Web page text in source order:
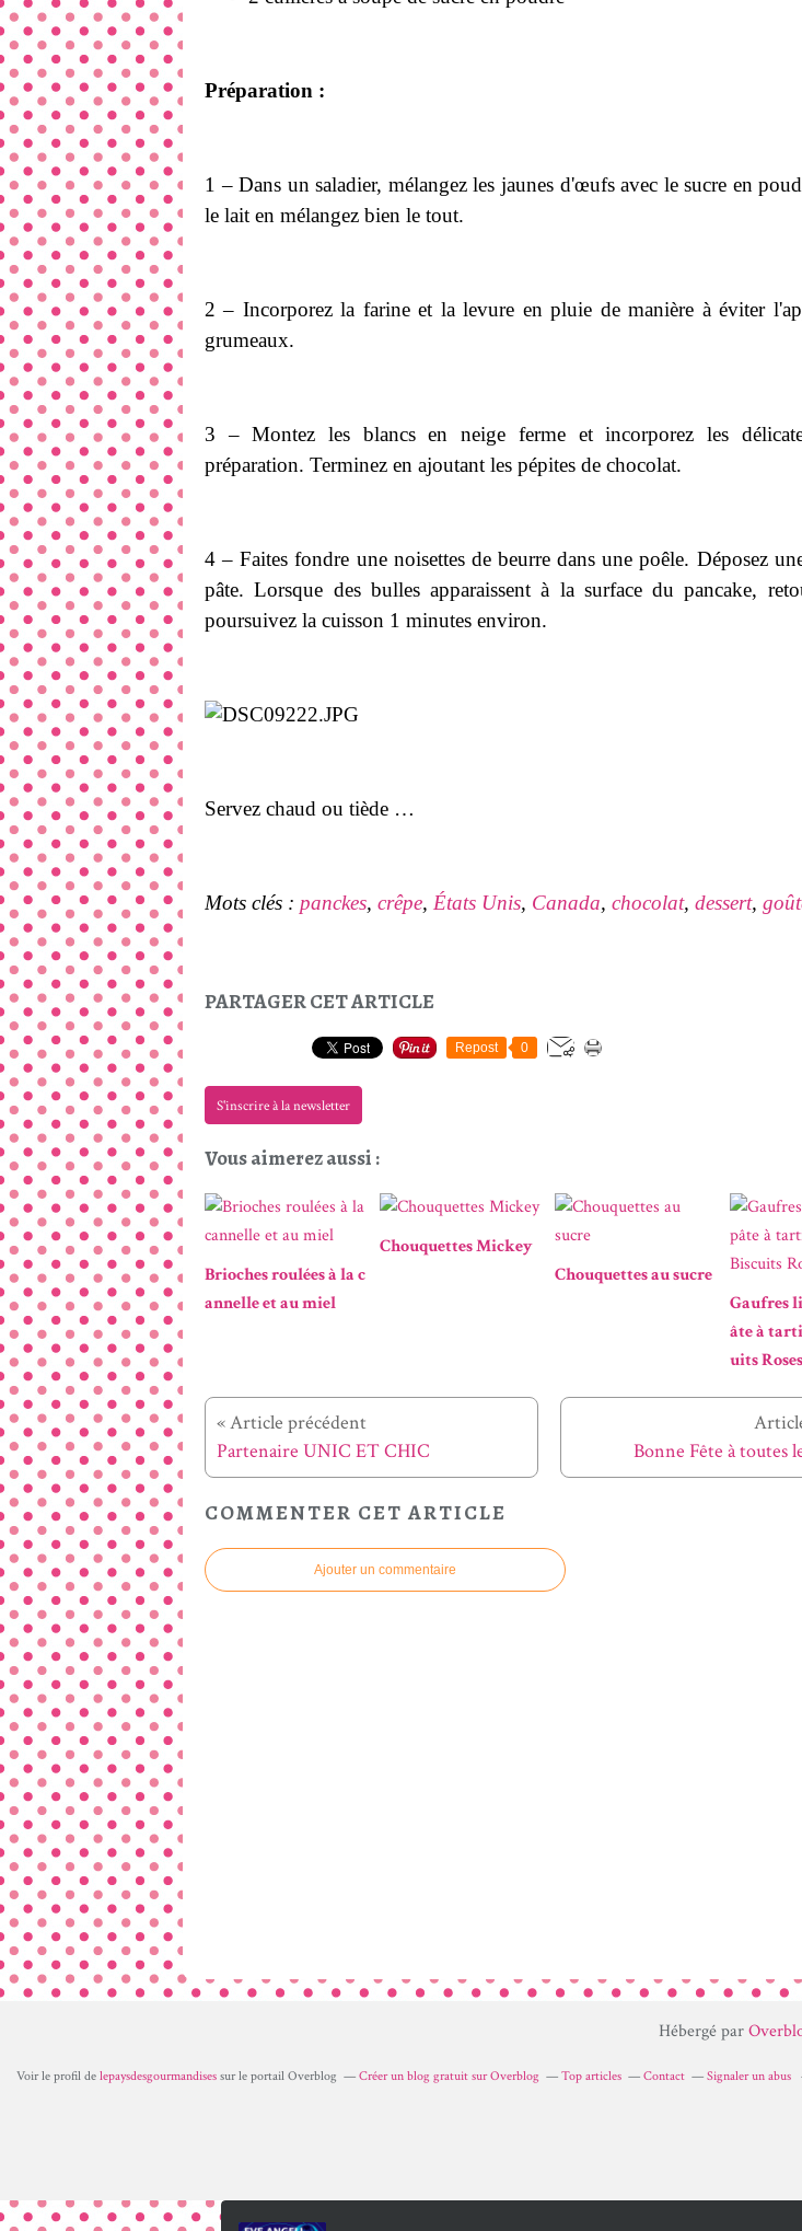
Préparation :
1 – Dans un saladier, mélangez les jaunes d'œufs avec le sucre en
le lait en mélangez bien le tout.
2 – Incorporez la farine et la levure en pluie de manière à éviter
grumeaux.
3 – Montez les blancs en neige ferme et incorporez les
préparation. Terminez en ajoutant les pépites de chocolat.
4 – Faites fondre une noisettes de beurre dans une poêle. Déposez
pâte. Lorsque des bulles apparaissent à la surface du pancake,
poursuivez la cuisson 1 minutes environ.
Servez chaud ou tiède …
Mots clés : panckes, crêpe, États Unis, Canada, chocolat, dessert,
PARTAGER CET ARTICLE
Repost 0
S'inscrire à la newsletter
Vous aimerez aussi :
Brioches roulées à la c
annelle et au miel
Chouquettes Mickey
Chouquettes au sucre
Gaufres
âte à
uits Roses
« Article précédent
Partenaire UNIC ET CHIC
Bonne Fête à toutes
COMMENTER CET ARTICLE
Ajouter un commentaire
Hébergé par
Voir le profil de lepaysdesgourmandises sur le portail Overblog Créer un blog gratuit sur Overblog Top articles Contact Signaler un abus